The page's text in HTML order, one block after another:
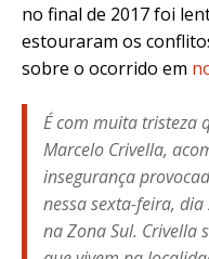
no final de 2017 foi
estouraram os
sobre o ocorrido em
É com muita tristeza
Marcelo Crivella,
insegurança
nessa sexta-feira,
na Zona Sul. Crivella